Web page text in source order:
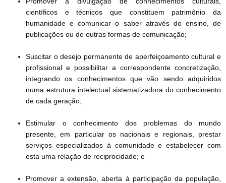
científicos e técnicos que constituem patrimônio da
humanidade e comunicar o saber através do ensino, de
publicações ou de outras formas de comunicação;
Suscitar o desejo permanente de aperfeiçoamento cultural e
profissional e possibilitar a correspondente concretização,
integrando os conhecimentos que vão sendo adquiridos
numa estrutura intelectual sistematizadora do conhecimento
de cada geração;
Estimular o conhecimento dos problemas do mundo
presente, em particular os nacionais e regionais, prestar
serviços especializados à comunidade e estabelecer com
esta uma relação de reciprocidade; e
Promover a extensão, aberta à participação da população,